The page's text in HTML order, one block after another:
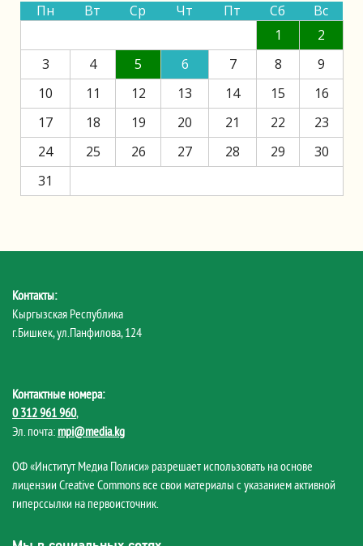
Пн Вт Ср Чт Пт Сб
Вс
1
2
3
4 5 6 7 8
9
10
11 12 13 14 15
16
17
18 19 20 21 22
23
24
25 26 27 28 29
30
31
Контакты:
Кыргызская Республика
г.Бишкек, ул.Панфилова, 124
Контактные номера:
0 312 961 960,
Эл. почта: mpi@media.kg
ОФ «Институт Медиа Полиси» разрешает использовать на основе
лицензии Creative Commons все свои материалы с указанием активной
гиперссылки на первоисточник.